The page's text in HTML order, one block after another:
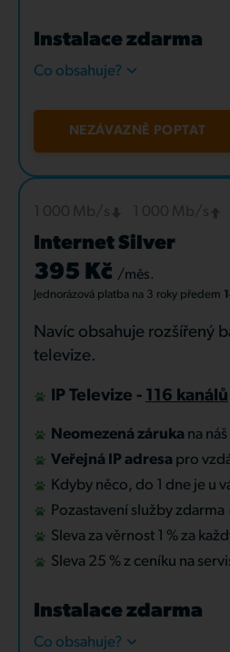
Instalace zdarma
Co obsahuje?
NEZÁVAZNĚ POPTAT
Internet Silver
395 Kč /měs.
Jednorázová platba na 3 roky předem
Navíc obsahuje rozšířený
televize.
IP Televize - 116 kanálů
Neomezená záruka na
Veřejná IP adresa pro
Kdyby něco, do 1 dne je u
Pozastavení služby zdarma
Sleva za věrnost 1 % za
Sleva 25 % z ceníku na
Instalace zdarma
Co obsahuje?